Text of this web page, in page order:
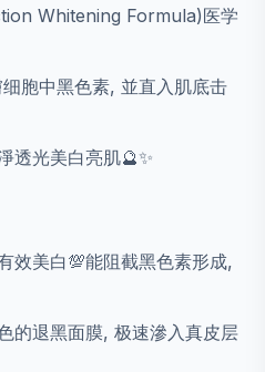
Whitening Formula)医学
胞中黑色素, 並直入肌底击
透光美白亮肌🔮✨️
效美白💯能阻截黑色素形成,
的退黑面膜, 极速滲入真皮层